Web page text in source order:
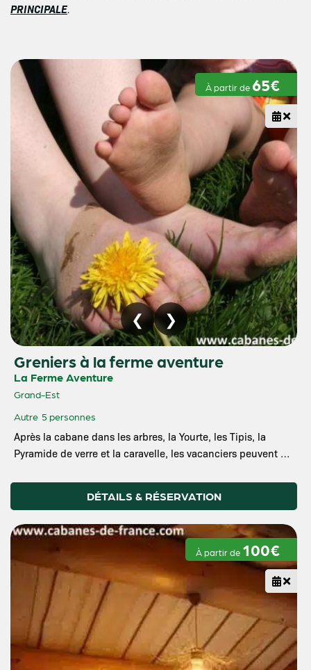
PRINCIPALE.
À partir de 65€
Greniers à la ferme aventure
La Ferme Aventure
Grand-Est
Autre 5 personnes
Après la cabane dans les arbres, la Yourte, les Tipis, la
Pyramide de verre et la caravelle, les vacanciers peuvent …
DÉTAILS & RÉSERVATION
À partir de 100€